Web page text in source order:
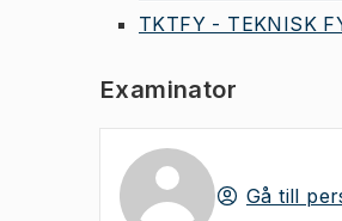
TKTFY - TEKNISK
Examinator
Gå till